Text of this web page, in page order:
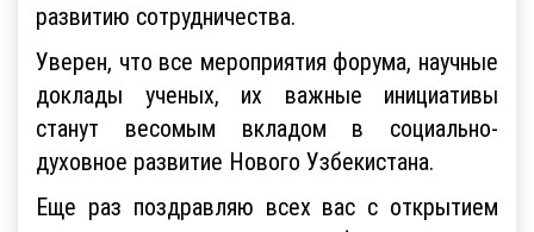
развитию сотрудничества.
Уверен, что все мероприятия форума, научные
доклады ученых, их важные инициативы
станут весомым вкладом в социально-
духовное развитие Нового Узбекистана.
Еще раз поздравляю всех вас с открытием